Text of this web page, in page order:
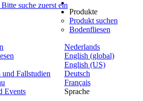
suche zuerst ein
Nederlands
English (global)
English (US)
Deutsch
Français
Sprache
Produkte
Produkt suchen
Bodenfliesen
und Fallstudien
Events